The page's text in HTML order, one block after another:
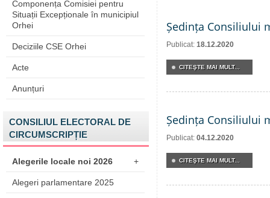
Componența Comisiei pentru
Situații Excepționale în municipiul
Orhei
Deciziile CSE Orhei
Acte
Anunțuri
CONSILIUL ELECTORAL DE
CIRCUMSCRIPȚIE
Alegerile locale noi 2026 +
Alegeri parlamentare 2025
Ședința Consiliului
Publicat: 18.12.2020
CITEŞTE MAI MULT...
Ședința Consiliului
Publicat: 04.12.2020
CITEŞTE MAI MULT...